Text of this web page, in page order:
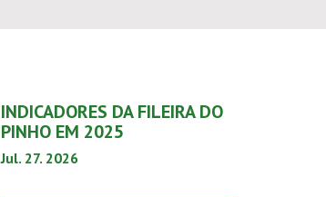
INDICADORES DA FILEIRA DO
PINHO EM 2025
Jul. 27. 2026